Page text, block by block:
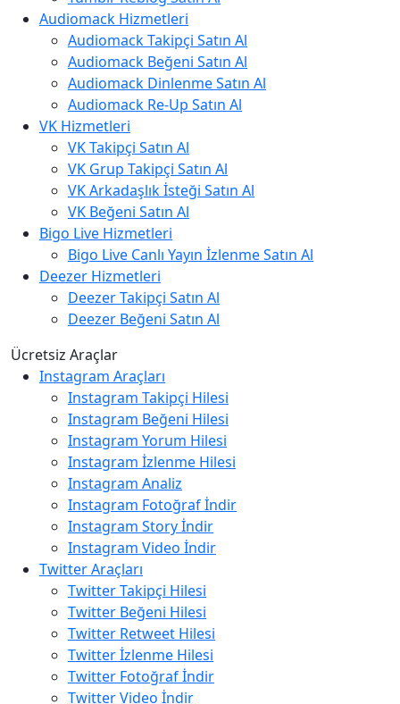
Audiomack Hizmetleri
Audiomack Takipçi Satın Al
Audiomack Beğeni Satın Al
Audiomack Dinlenme Satın Al
Audiomack Re-Up Satın Al
VK Hizmetleri
VK Takipçi Satın Al
VK Grup Takipçi Satın Al
VK Arkadaşlık İsteği Satın Al
VK Beğeni Satın Al
Bigo Live Hizmetleri
Bigo Live Canlı Yayın İzlenme Satın Al
Deezer Hizmetleri
Deezer Takipçi Satın Al
Deezer Beğeni Satın Al
Ücretsiz Araçlar
Instagram Araçları
Instagram Takipçi Hilesi
Instagram Beğeni Hilesi
Instagram Yorum Hilesi
Instagram İzlenme Hilesi
Instagram Analiz
Instagram Fotoğraf İndir
Instagram Story İndir
Instagram Video İndir
Twitter Araçları
Twitter Takipçi Hilesi
Twitter Beğeni Hilesi
Twitter Retweet Hilesi
Twitter İzlenme Hilesi
Twitter Fotoğraf İndir
Twitter Video İndir